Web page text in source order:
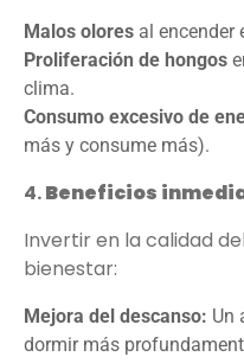
Malos olores al encender
Proliferación de hongos
clima.
Consumo excesivo de
más y consume más).
4.Beneficios
Invertir en la calidad
bienestar:
Mejora del descanso: Un
dormir más